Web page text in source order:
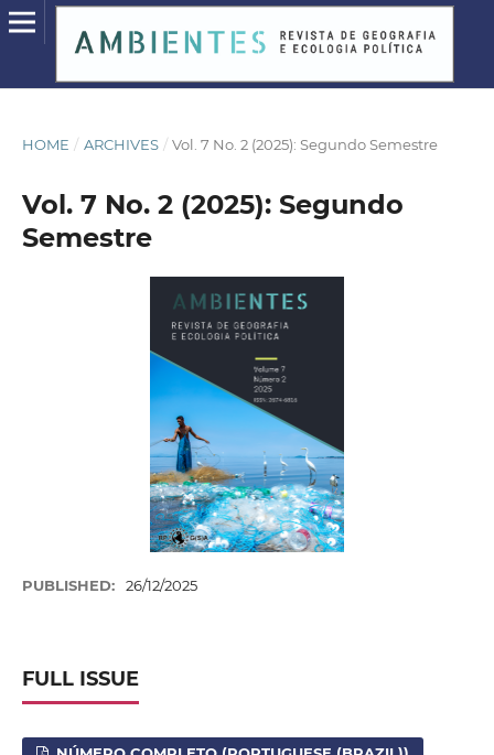
HOME / ARCHIVES / Vol. 7 No. 2 (2025): Segundo Semestre
Vol. 7 No. 2 (2025): Segundo
Semestre
PUBLISHED: 26/12/2025
FULL ISSUE